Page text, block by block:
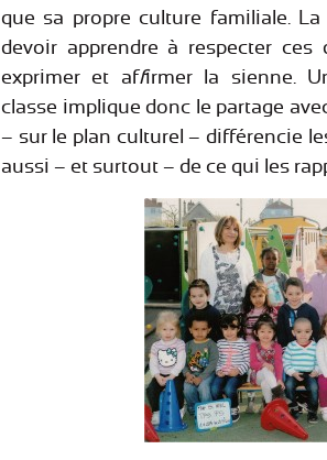
que sa propre culture familiale.
devoir apprendre à respecter ces
exprimer et affirmer la sienne.
classe implique donc le partage
– sur le plan culturel – différencie
aussi – et surtout – de ce qui les